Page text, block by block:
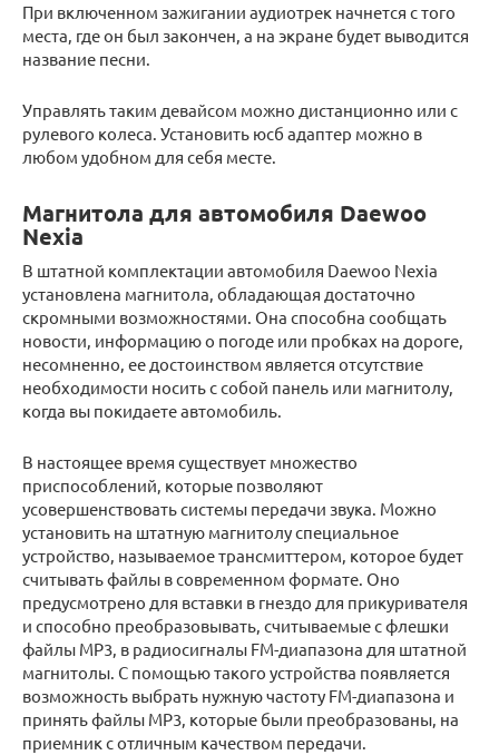
При включенном зажигании аудиотрек начнется с того
места, где он был закончен, а на экране будет выводится
название песни.
Управлять таким девайсом можно дистанционно или с
рулевого колеса. Установить юсб адаптер можно в
любом удобном для себя месте.
Магнитола для автомобиля Daewoo
Nexia
В штатной комплектации автомобиля Daewoo Nexia
установлена магнитола, обладающая достаточно
скромными возможностями. Она способна сообщать
новости, информацию о погоде или пробках на дороге,
несомненно, ее достоинством является отсутствие
необходимости носить с собой панель или магнитолу,
когда вы покидаете автомобиль.
В настоящее время существует множество
приспособлений, которые позволяют
усовершенствовать системы передачи звука. Можно
установить на штатную магнитолу специальное
устройство, называемое трансмиттером, которое будет
считывать файлы в современном формате. Оно
предусмотрено для вставки в гнездо для прикуривателя
и способно преобразовывать, считываемые с флешки
файлы MP3, в радиосигналы FM-диапазона для штатной
магнитолы. С помощью такого устройства появляется
возможность выбрать нужную частоту FM-диапазона и
принять файлы MP3, которые были преобразованы, на
приемник с отличным качеством передачи.